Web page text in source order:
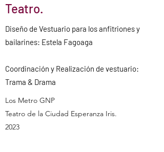
Teatro.
Diseño de Vestuario para los anfitriones y
bailarines: Estela Fagoaga
Coordinación y Realización de vestuario:
Trama & Drama
Los Metro GNP
Teatro de la Ciudad Esperanza Iris.
2023